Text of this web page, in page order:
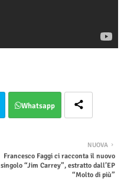
Whatsapp
NUOVA
Francesco Faggi ci racconta il nuovo
singolo “Jim Carrey”, estratto dall’EP
“Molto di più”